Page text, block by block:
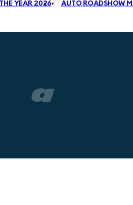
YEAR 2026 AUTO ROADSHOW